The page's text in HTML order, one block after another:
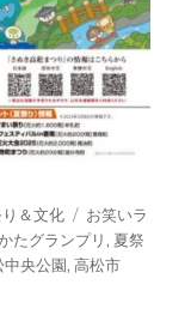
＆文化
タ
グ
お笑いラ
たグランプリ , 夏祭
中央公園,高松市